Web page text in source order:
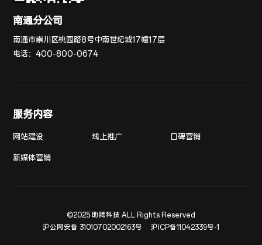
南通分公司
南通市崇川区桃园路8号中南世纪城17幢17层
电话：400-800-0674
服务内容
网站建设 线上推广 口碑营销
新媒体营销
©2025 助腾科技 ALL Rights Reserved
沪公网安备 31010702002163号
沪ICP备11042339号-1